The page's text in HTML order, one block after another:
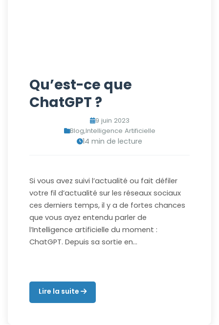
Qu’est-ce que
ChatGPT ?
9 juin 2023
Blog,Intelligence Artificielle
14 min de lecture
Si vous avez suivi l’actualité ou fait défiler
votre fil d’actualité sur les réseaux sociaux
ces derniers temps, il y a de fortes chances
que vous ayez entendu parler de
l’Intelligence artificielle du moment :
ChatGPT. Depuis sa sortie en…
Lire la suite